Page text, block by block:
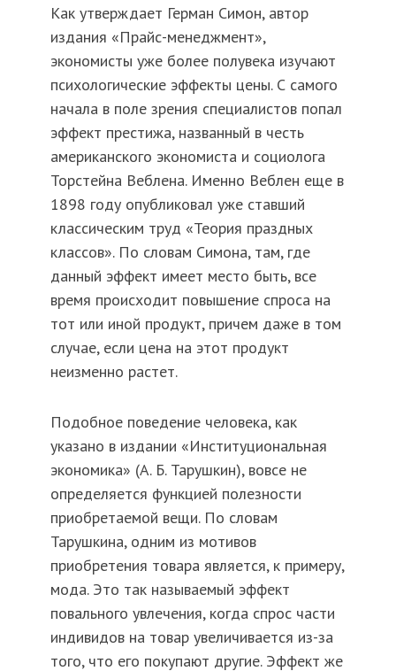
Как утверждает Герман Симон, автор
издания «Прайс-менеджмент»,
экономисты уже более полувека изучают
психологические эффекты цены. С самого
начала в поле зрения специалистов попал
эффект престижа, названный в честь
американского экономиста и социолога
Торстейна Веблена. Именно Веблен еще в
1898 году опубликовал уже ставший
классическим труд «Теория праздных
классов». По словам Симона, там, где
данный эффект имеет место быть, все
время происходит повышение спроса на
тот или иной продукт, причем даже в том
случае, если цена на этот продукт
неизменно растет.
Подобное поведение человека, как
указано в издании «Институциональная
экономика» (А. Б. Тарушкин), вовсе не
определяется функцией полезности
приобретаемой вещи. По словам
Тарушкина, одним из мотивов
приобретения товара является, к примеру,
мода. Это так называемый эффект
повального увлечения, когда спрос части
индивидов на товар увеличивается из-за
того, что его покупают другие. Эффект же